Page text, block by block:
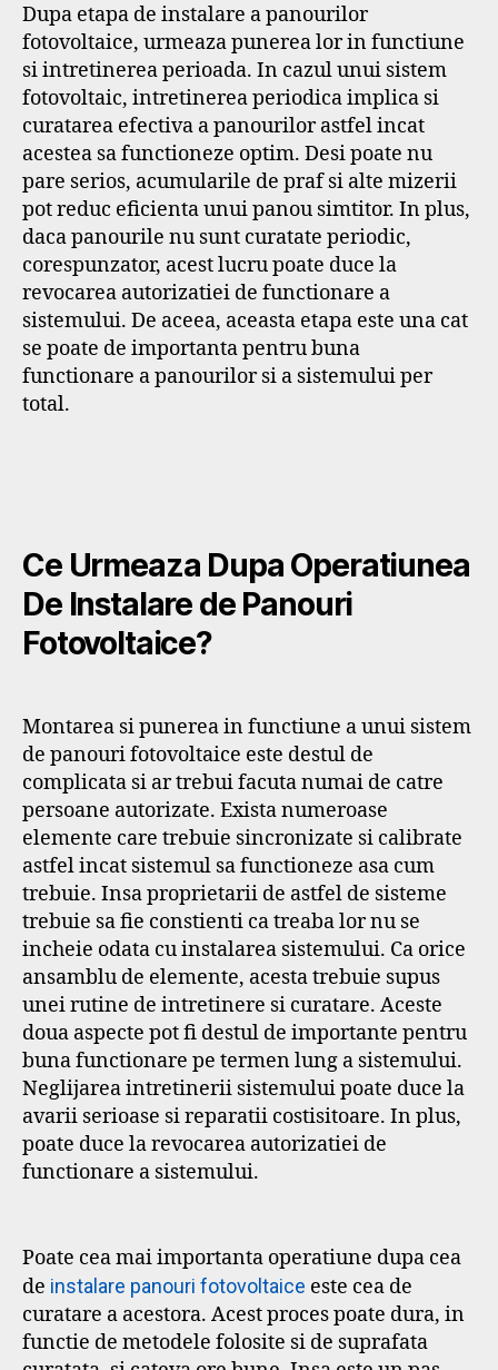
Dupa etapa de instalare a panourilor
fotovoltaice, urmeaza punerea lor in functiune
si intretinerea perioada. In cazul unui sistem
fotovoltaic, intretinerea periodica implica si
curatarea efectiva a panourilor astfel incat
acestea sa functioneze optim. Desi poate nu
pare serios, acumularile de praf si alte mizerii
pot reduc eficienta unui panou simtitor. In plus,
daca panourile nu sunt curatate periodic,
corespunzator, acest lucru poate duce la
revocarea autorizatiei de functionare a
sistemului. De aceea, aceasta etapa este una cat
se poate de importanta pentru buna
functionare a panourilor si a sistemului per
total.
Ce Urmeaza Dupa Operatiunea
De Instalare de Panouri
Fotovoltaice?
Montarea si punerea in functiune a unui sistem
de panouri fotovoltaice este destul de
complicata si ar trebui facuta numai de catre
persoane autorizate. Exista numeroase
elemente care trebuie sincronizate si calibrate
astfel incat sistemul sa functioneze asa cum
trebuie. Insa proprietarii de astfel de sisteme
trebuie sa fie constienti ca treaba lor nu se
incheie odata cu instalarea sistemului. Ca orice
ansamblu de elemente, acesta trebuie supus
unei rutine de intretinere si curatare. Aceste
doua aspecte pot fi destul de importante pentru
buna functionare pe termen lung a sistemului.
Neglijarea intretinerii sistemului poate duce la
avarii serioase si reparatii costisitoare. In plus,
poate duce la revocarea autorizatiei de
functionare a sistemului.
Poate cea mai importanta operatiune dupa cea
de instalare panouri fotovoltaice este cea de
curatare a acestora. Acest proces poate dura, in
functie de metodele folosite si de suprafata